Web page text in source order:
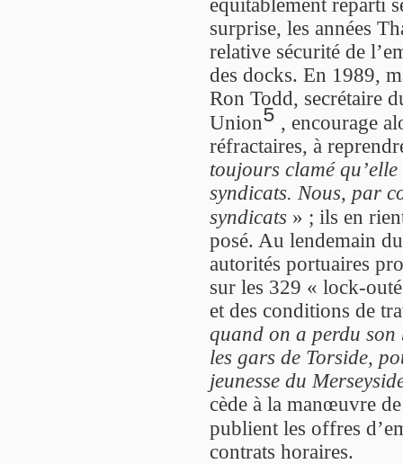
équitablement réparti
surprise, les années
relative sécurité de
des docks. En 1989,
Ron Todd, secrétaire
Union5 , encourage
réfractaires, à
toujours clamé
syndicats. Nous, par
syndicats » ; ils en
posé. Au lendemain
autorités portuaires
sur les 329 « lock-
et des conditions de
quand on a perdu
les gars de Torside,
jeunesse du
cède à la manœuvre
publient les offres
contrats horaires.